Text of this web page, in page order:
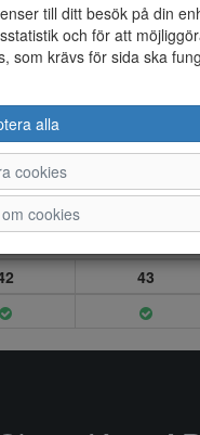
43
till ditt besök på din
och för att
som krävs för sida ska
alla
cookies
cookies